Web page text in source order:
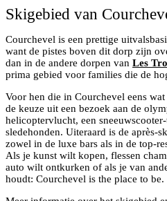
Skigebied van
Courchevel is een prettige
want de pistes boven dit dorp zijn
dan in de andere dorpen van Les
prima gebied voor families die de
Voor hen die in Courchevel eens
de keuze uit een bezoek aan de
helicoptervlucht, een
sledehonden. Uiteraard is de après-
zowel in de luxe bars als in de top-
Als je kunst wilt kopen, flessen
auto wilt ontkurken of als je van
houdt: Courchevel is the place to be.